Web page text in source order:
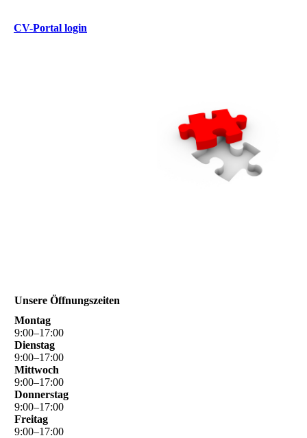
CV-Portal login
Unsere Öffnungszeiten
Montag
9:00–17:00
Dienstag
9:00–17:00
Mittwoch
9:00–17:00
Donnerstag
9:00–17:00
Freitag
9:00–17:00